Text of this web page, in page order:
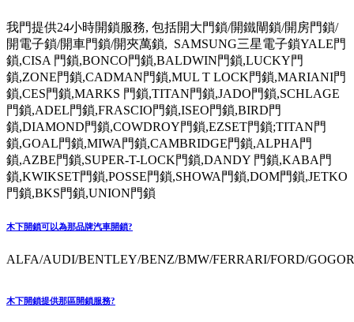
我門提供24小時開鎖服務, 包括開大門鎖/開鐵閘鎖/開房門鎖/
開電子鎖/開車門鎖/開夾萬鎖, SAMSUNG三星電子鎖YALE門
鎖,CISA 門鎖,BONCO門鎖,BALDWIN門鎖,LUCKY門
鎖,ZONE門鎖,CADMAN門鎖,MUL T LOCK門鎖,MARIANI門
鎖,CES門鎖,MARKS 門鎖,TITAN門鎖,JADO門鎖,SCHLAGE
門鎖,ADEL門鎖,FRASCIO門鎖,ISEO門鎖,BIRD門
鎖,DIAMOND門鎖,COWDROY門鎖,EZSET門鎖;TITAN門
鎖,GOAL門鎖,MIWA門鎖,CAMBRIDGE門鎖,ALPHA門
鎖,AZBE門鎖,SUPER-T-LOCK門鎖,DANDY 門鎖,KABA門
鎖,KWIKSET門鎖,POSSE門鎖,SHOWA門鎖,DOM門鎖,JETKO
門鎖,BKS門鎖,UNION門鎖
木下開鎖可以為那品牌汽車開鎖?
ALFA/AUDI/BENTLEY/BENZ/BMW/FERRARI/FORD/
木下開鎖提供那區開鎖服務?